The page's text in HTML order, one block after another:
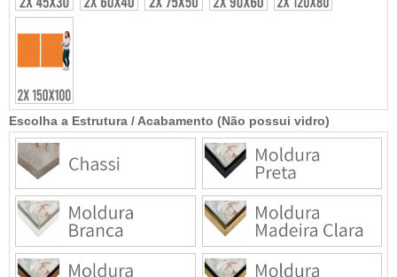
Escolha a Estrutura / Acabamento (Não possui vidro)